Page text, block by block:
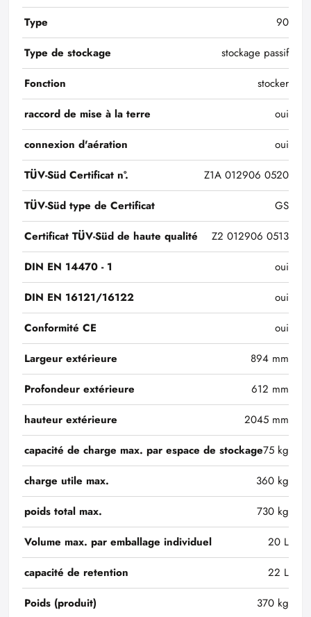
Type
90
Type de stockage
stockage passif
Fonction
stocker
raccord de mise à la terre
oui
connexion d'aération
oui
TÜV-Süd Certificat n°.
Z1A 012906 0520
TÜV-Süd type de Certificat
GS
Certificat TÜV-Süd de haute qualité
Z2 012906 0513
DIN EN 14470 - 1
oui
DIN EN 16121/16122
oui
Conformité CE
oui
Largeur extérieure
894 mm
Profondeur extérieure
612 mm
hauteur extérieure
2045 mm
capacité de charge max. par espace de stockage75 kg
charge utile max.
360 kg
poids total max.
730 kg
Volume max. par emballage individuel
20 L
capacité de retention
22 L
Poids (produit)
370 kg